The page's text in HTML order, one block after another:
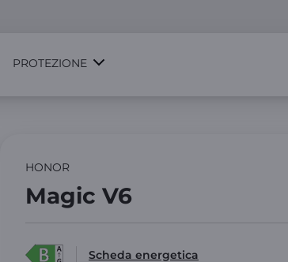
PROTEZIONE
HONOR
Magic V6
Scheda energetica